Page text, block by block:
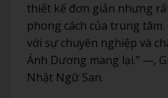
thiết kế đơn giản nhưng
phong cách của trung
với sự chuyên nghiệp và
Ánh Dương mang lại.” —,
Nhật Ngữ San.